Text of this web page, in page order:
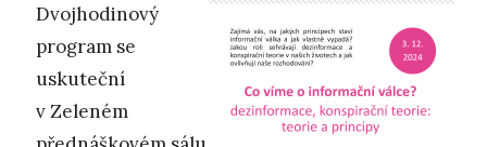
Dvojhodinový
program se
uskuteční
v Zeleném